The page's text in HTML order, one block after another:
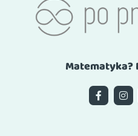
Matematyka?